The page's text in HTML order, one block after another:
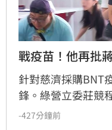
戰疫苗！他再批
針對慈濟採購BNT
鋒。綠營立委莊競
苗採購秘密會議，
-427分鐘前